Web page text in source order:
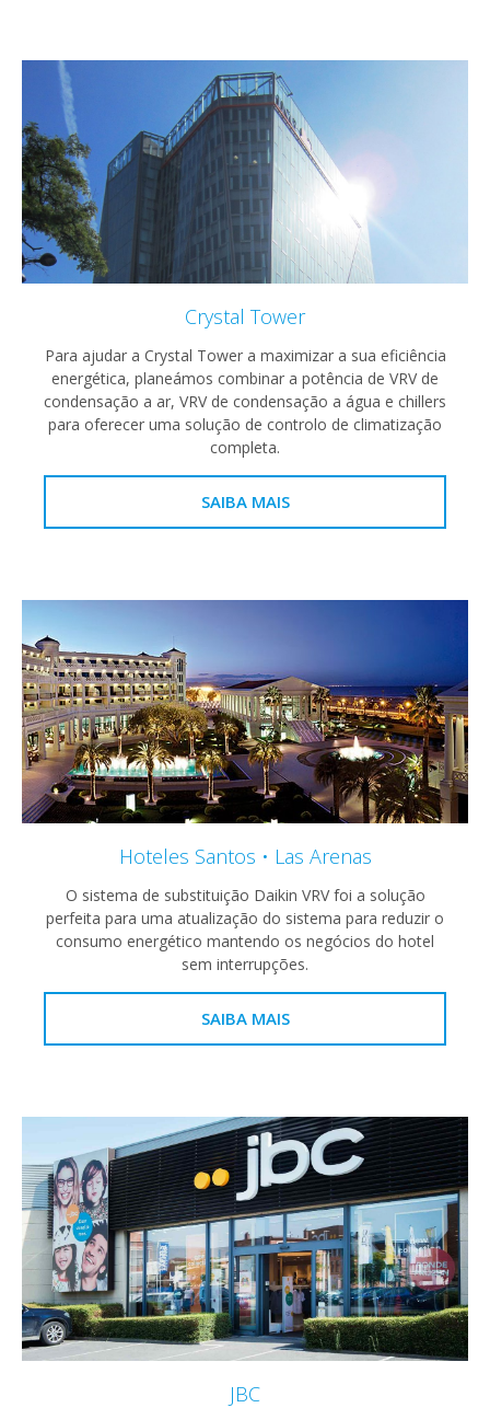
Crystal Tower
Para ajudar a Crystal Tower a maximizar a sua eficiência
energética, planeámos combinar a potência de VRV de
condensação a ar, VRV de condensação a água e chillers
para oferecer uma solução de controlo de climatização
completa.
SAIBA MAIS
Hoteles Santos • Las Arenas
O sistema de substituição Daikin VRV foi a solução
perfeita para uma atualização do sistema para reduzir o
consumo energético mantendo os negócios do hotel
sem interrupções.
SAIBA MAIS
JBC